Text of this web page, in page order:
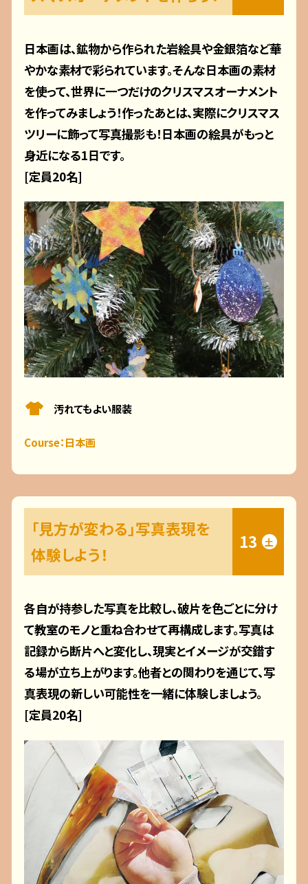
日本画は、鉱物から作られた岩絵具や金銀箔など華
やかな素材で彩られています。そんな日本画の素材
を使って、世界に一つだけのクリスマスオーナメント
を作ってみましょう！作ったあとは、実際にクリスマス
ツリーに飾って写真撮影も！日本画の絵具がもっと
身近になる1日です。
[定員20名]
汚れてもよい服装
Course：日本画
「見方が変わる」写真表現を
体験しよう！
13 土
各自が持参した写真を比較し、破片を色ごとに分け
て教室のモノと重ね合わせて再構成します。写真は
記録から断片へと変化し、現実とイメージが交錯す
る場が立ち上がります。他者との関わりを通じて、写
真表現の新しい可能性を一緒に体験しましょう。
[定員20名]